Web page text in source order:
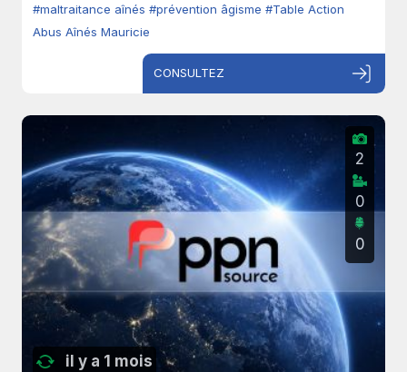
#maltraitance aînés #prévention âgisme #Table Action
Abus Aînés Mauricie
CONSULTEZ
il y a 1 mois
2
0
0